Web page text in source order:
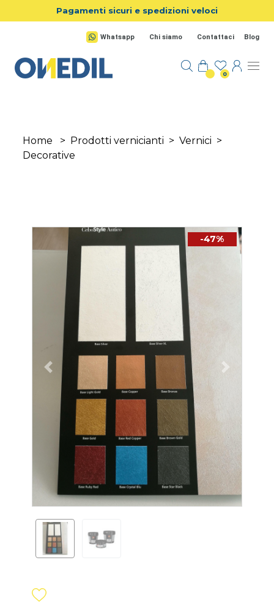
Salta al contenuto principale
Pagamenti sicuri e spedizioni veloci
Whatsapp Chi siamo Contattaci Blog
0
Home > Prodotti vernicianti > Vernici >
Decorative
-47%